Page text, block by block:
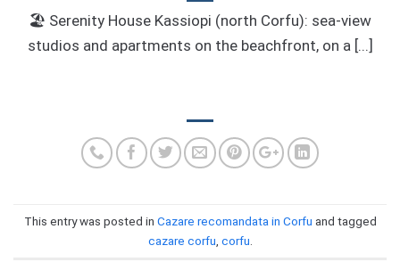
🏖️ Serenity House Kassiopi (north Corfu): sea-view
studios and apartments on the beachfront, on a [...]
This entry was posted in Cazare recomandata in Corfu and tagged
cazare corfu corfu